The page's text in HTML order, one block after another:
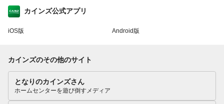
カインズ公式アプリ
iOS版 Android版
カインズのその他のサイト
となりのカインズさん
ホームセンターを遊び倒すメディア